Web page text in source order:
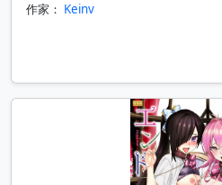
作家： Keinv